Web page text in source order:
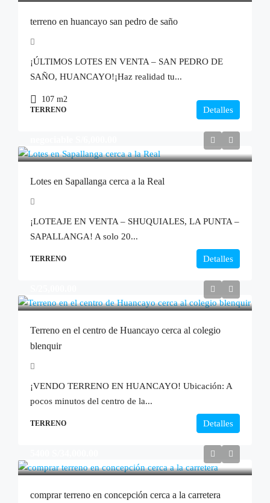
terreno en huancayo san pedro de saño
¡ÚLTIMOS LOTES EN VENTA – SAN PEDRO DE
SAÑO, HUANCAYO!¡Haz realidad tu...
107 m2
TERRENO Detalles
Lotes en Sapallanga cerca a la Real
¡LOTEAJE EN VENTA – SHUQUIALES, LA PUNTA –
SAPALLANGA! A solo 20...
TERRENO Detalles
Terreno en el centro de Huancayo cerca al colegio
blenquir
¡VENDO TERRENO EN HUANCAYO! Ubicación: A
pocos minutos del centro de la...
TERRENO Detalles
comprar terreno en concepción cerca a la carretera